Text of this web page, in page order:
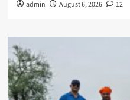
admin August 6, 2026 12